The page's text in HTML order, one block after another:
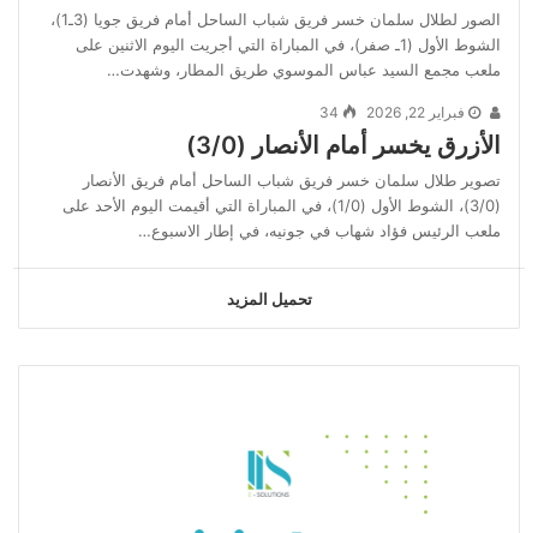
الصور لطلال سلمان خسر فريق شباب الساحل أمام فريق جويا (3ـ1)،
الشوط الأول (1ـ صفر)، في المباراة التي أجريت اليوم الاثنين على
ملعب مجمع السيد عباس الموسوي طريق المطار، وشهدت…
فبراير 22, 2026 34
الأزرق يخسر أمام الأنصار (3/0)
تصوير طلال سلمان خسر فريق شباب الساحل أمام فريق الأنصار
(3/0)، الشوط الأول (1/0)، في المباراة التي أقيمت اليوم الأحد على
ملعب الرئيس فؤاد شهاب في جونيه، في إطار الاسبوع…
تحميل المزيد